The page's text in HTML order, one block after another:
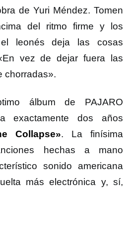
de Yuri Méndez. Tomen
del ritmo firme y los
el leonés deja las cosas
vez de dejar fuera las
chorradas».
álbum de PAJARO
exactamente dos años
Collapse». La finísima
hechas a mano
sonido americana
más electrónica y, sí,